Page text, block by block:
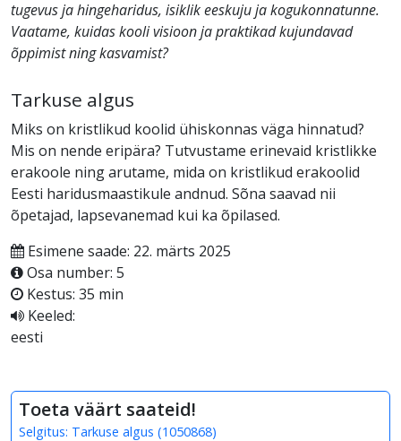
tugevus ja hingeharidus, isiklik eeskuju ja kogukonnatunne.
Vaatame, kuidas kooli visioon ja praktikad kujundavad
õppimist ning kasvamist?
Tarkuse algus
Miks on kristlikud koolid ühiskonnas väga hinnatud?
Mis on nende eripära? Tutvustame erinevaid kristlikke
erakoole ning arutame, mida on kristlikud erakoolid
Eesti haridusmaastikule andnud. Sõna saavad nii
õpetajad, lapsevanemad kui ka õpilased.
Esimene saade: 22. märts 2025
Osa number: 5
Kestus: 35 min
Keeled:
eesti
Toeta väärt saateid!
Selgitus: Tarkuse algus (1050868)